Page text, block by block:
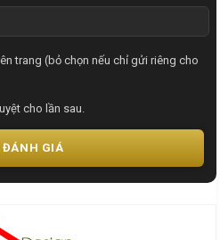
trang (bỏ chọn nếu chỉ gửi riêng cho
cho lần sau.
ĐÁNH GIÁ